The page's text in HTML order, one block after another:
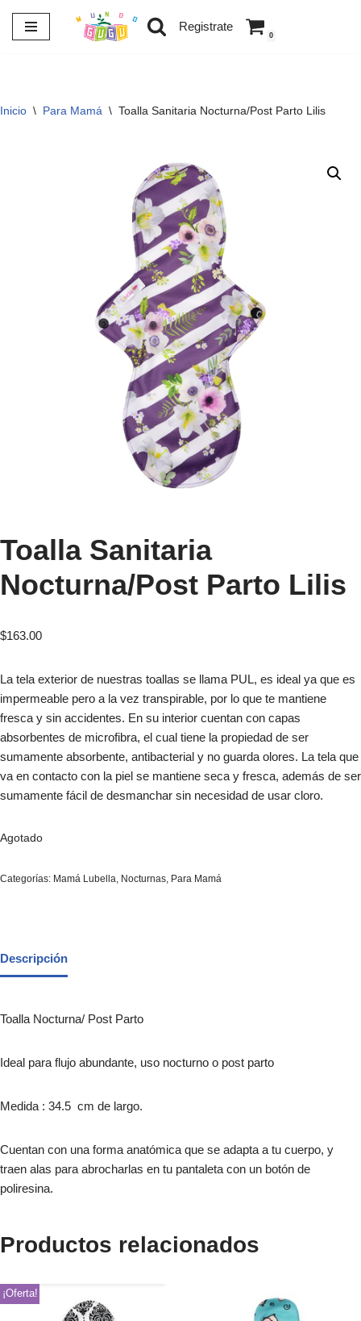
Saltar
Registrate
0
Inicio \ Para Mamá \ Toalla Sanitaria Nocturna/Post Parto Lilis
Toalla Sanitaria
Nocturna/Post Parto Lilis
$163.00
La tela exterior de nuestras toallas se llama PUL, es ideal ya que es
impermeable pero a la vez transpirable, por lo que te mantiene
fresca y sin accidentes. En su interior cuentan con capas
absorbentes de microfibra, el cual tiene la propiedad de ser
sumamente absorbente, antibacterial y no guarda olores. La tela que
va en contacto con la piel se mantiene seca y fresca, además de ser
sumamente fácil de desmanchar sin necesidad de usar cloro.
Agotado
Categorías: Mamá Lubella Nocturnas Para Mamá
Descripción
Toalla Nocturna/ Post Parto
Ideal para flujo abundante, uso nocturno o post parto
Medida : 34.5 cm de largo.
Cuentan con una forma anatómica que se adapta a tu cuerpo, y
traen alas para abrocharlas en tu pantaleta con un botón de
poliresina.
Productos relacionados
¡Oferta!